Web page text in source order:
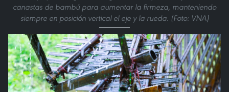
canastas de bambú para aumentar la firmeza, manteniendo
siempre en posición vertical el eje y la rueda. (Foto: VNA)